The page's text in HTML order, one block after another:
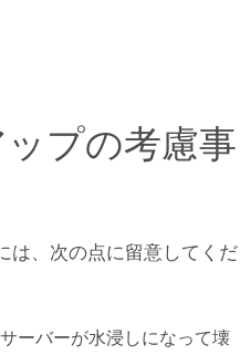
プの考慮事
は、次の点に留意してくだ
ーバーが水浸しになって壊